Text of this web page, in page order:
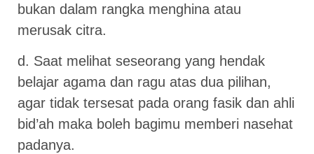
bukan dalam rangka menghina atau
merusak citra.
d. Saat melihat seseorang yang hendak
belajar agama dan ragu atas dua pilihan,
agar tidak tersesat pada orang fasik dan ahli
bid’ah maka boleh bagimu memberi nasehat
padanya.